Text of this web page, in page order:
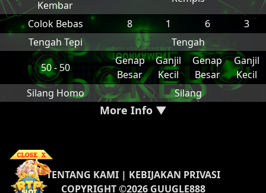
Kembar
Colok Bebas
8 1 6
3
Tengah Tepi
Tengah
50 - 50
Genap
Besar
Ganjil
Kecil
Genap
Besar
Ganjil
Kecil
Silang Homo
Silang
More Info ▼
TENTANG KAMI| KEBIJAKAN PRIVASI
COPYRIGHT ©2026 GUUGLE888